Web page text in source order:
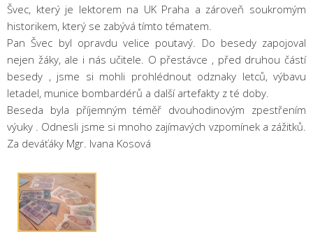
Švec, který je lektorem na UK Praha a zároveň soukromým
historikem, který se zabývá tímto tématem.
Pan Švec byl opravdu velice poutavý. Do besedy zapojoval
nejen žáky, ale i nás učitele. O přestávce , před druhou částí
besedy , jsme si mohli prohlédnout odznaky letců, výbavu
letadel, munice bombardérů a další artefakty z té doby.
Beseda byla příjemným téměř dvouhodinovým zpestřením
výuky . Odnesli jsme si mnoho zajímavých vzpomínek a zážitků.
Za deváťáky Mgr. Ivana Kosová